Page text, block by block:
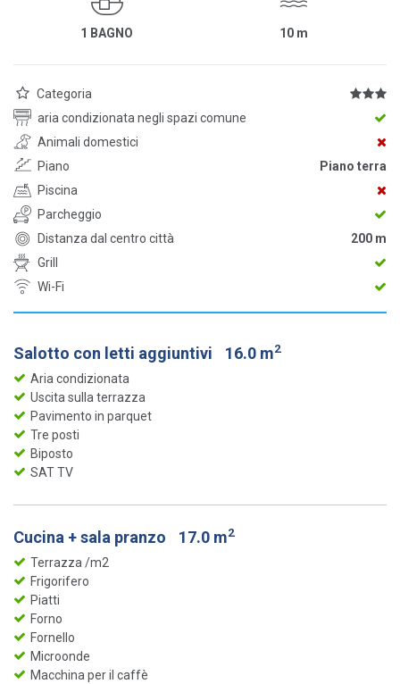
1 BAGNO 10 m
Categoria
aria condizionata negli spazi comune
Animali domestici
Piano
Piano terra
Piscina
Parcheggio
Distanza dal centro città
200 m
Grill
Wi-Fi
Salotto con letti aggiuntivi 16.0 m2
Aria condizionata
Uscita sulla terrazza
Pavimento in parquet
Tre posti
Biposto
SAT TV
Cucina + sala pranzo 17.0 m2
Terrazza /m2
Frigorifero
Piatti
Forno
Fornello
Microonde
Macchina per il caffè